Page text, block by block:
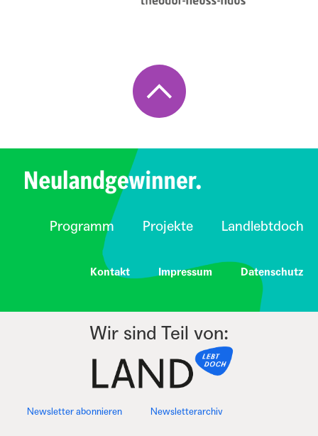
Programm Projekte Landlebtdoch
Kontakt Impressum Datenschutz
Wir sind Teil von:
Newsletter abonnieren Newsletterarchiv